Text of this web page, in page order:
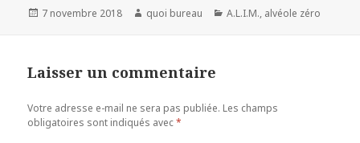
Publié
7 novembre 2018 Auteur
quoi bureau Catégories
A.L.I.M., alvéole zéro
Laisser un commentaire
Votre adresse e-mail ne sera pas publiée. Les champs
obligatoires sont indiqués avec*